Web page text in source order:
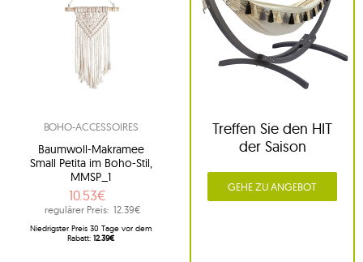
BOHO-ACCESSOIRES
Baumwoll-Makramee
Small Petita im Boho-Stil,
MMSP_1
10.53€
regulärer Preis: 12.39€
Niedrigster Preis 30 Tage vor dem
Rabatt: 12.39€
Treffen Sie den HIT
der Saison
GEHE ZU ANGEBOT